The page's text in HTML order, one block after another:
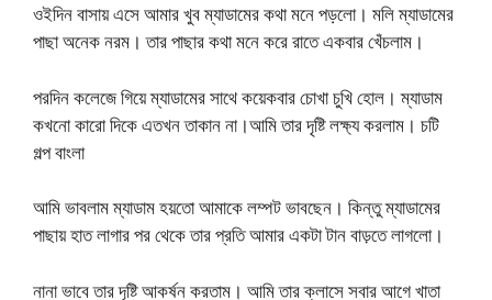
ওইদিন বাসায় এসে আমার খুব ম্যাডামের কথা মনে পড়লো। মলি ম্যাডামের
পাছা অনেক নরম। তার পাছার কথা মনে করে রাতে একবার খেঁচলাম।
পরদিন কলেজে গিয়ে ম্যাডামের সাথে কয়েকবার চোখা চুখি হোল। ম্যাডাম
কখনো কারো দিকে এতখন তাকান না।আমি তার দৃষ্টি লক্ষ্য করলাম। চটি
গল্প বাংলা
আমি ভাবলাম ম্যাডাম হয়তো আমাকে লম্পট ভাবছেন। কিন্তু ম্যাডামের
পাছায় হাত লাগার পর থেকে তার প্রতি আমার একটা টান বাড়তে লাগলো।
নানা ভাবে তার দৃষ্টি আকর্ষন করতাম। আমি তার ক্লাসে সবার আগে খাতা